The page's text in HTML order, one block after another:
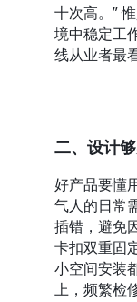
十次高。”
境中稳定工
线从业者最
二、设计
好产品要懂
气人的日常
插错，避免
卡扣双重固
小空间安装
上，频繁检